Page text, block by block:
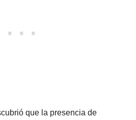
que la presencia de